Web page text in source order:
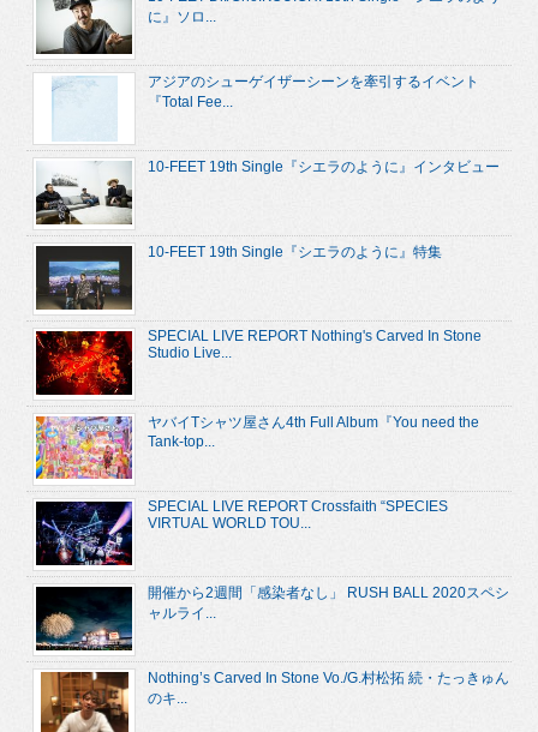
に』ソロ...
アジアのシューゲイザーシーンを牽引するイベント
『Total Fee...
10-FEET 19th Single『シエラのように』インタビュー
10-FEET 19th Single『シエラのように』特集
SPECIAL LIVE REPORT Nothing's Carved In Stone
Studio Live...
ヤバイTシャツ屋さん4th Full Album『You need the
Tank-top...
SPECIAL LIVE REPORT Crossfaith “SPECIES
VIRTUAL WORLD TOU...
開催から2週間「感染者なし」 RUSH BALL 2020スペシ
ャルライ...
Nothing’s Carved In Stone Vo./G.村松拓 続・たっきゅん
のキ...